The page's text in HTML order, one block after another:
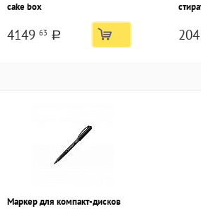
cake box
4149 63 a 204
Маркер для компакт-дисков